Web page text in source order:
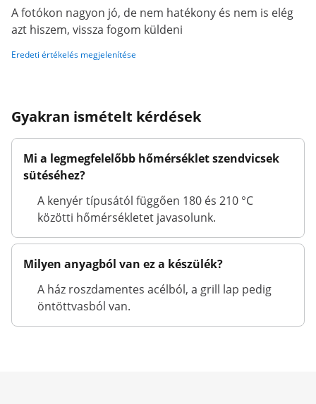
A fotókon nagyon jó, de nem hatékony és nem is elég
azt hiszem, vissza fogom küldeni
Eredeti értékelés megjelenítése
Gyakran ismételt kérdések
Mi a legmegfelelőbb hőmérséklet szendvicsek
sütéséhez?
A kenyér típusától függően 180 és 210 °C
közötti hőmérsékletet javasolunk.
Milyen anyagból van ez a készülék?
A ház roszdamentes acélból, a grill lap pedig
öntöttvasból van.